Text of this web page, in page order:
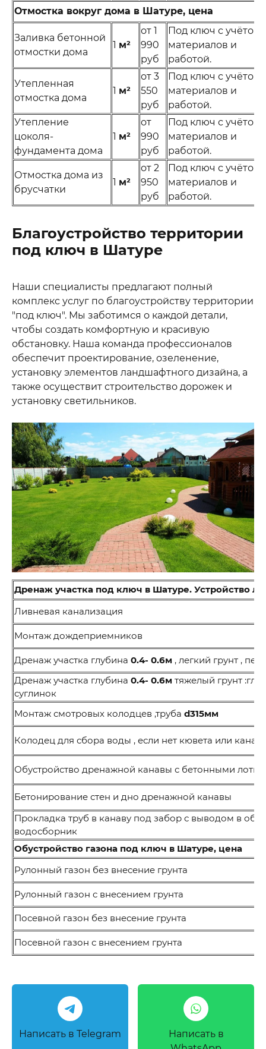
Отмостка вокруг дома в Шатуре, цена
Заливка бетонной
отмостки дома
1 м²
от 1
990
руб
Под ключ с учётом
материалов и
работой.
Утепленная
отмостка дома
1 м²
от 3
550
руб
Под ключ с учётом
материалов и
работой.
Утепление
цоколя-
фундамента дома
1 м²
от
990
руб
Под ключ с учётом
материалов и
работой.
Отмостка дома из
брусчатки
1 м²
от 2
950
руб
Под ключ с учётом
материалов и
работой.
Благоустройство территории
под ключ в Шатуре
Наши специалисты предлагают полный
комплекс услуг по благоустройству территории
"под ключ". Мы заботимся о каждой детали,
чтобы создать комфортную и красивую
обстановку. Наша команда профессионалов
обеспечит проектирование, озеленение,
установку элементов ландшафтного дизайна, а
также осуществит строительство дорожек и
установку светильников.
Дренаж участка под ключ в Шатуре. Устройство
Ливневая канализация
Монтаж дождеприемников
Дренаж участка глубина 0.4- 0.6м , легкий грунт ,
Дренаж участка глубина 0.4- 0.6м тяжелый грунт
суглинок
Монтаж смотровых колодцев ,труба d315мм
Колодец для сбора воды , если нет кювета или
Обустройство дренажной канавы с бетонными
Бетонирование стен и дно дренажной канавы
Прокладка труб в канаву под забор с выводом в
водосборник
Обустройство газона под ключ в Шатуре, цена
Рулонный газон без внесение грунта
Рулонный газон с внесением грунта
Посевной газон без внесение грунта
Посевной газон с внесением грунта
Написать в Telegram
Написать в